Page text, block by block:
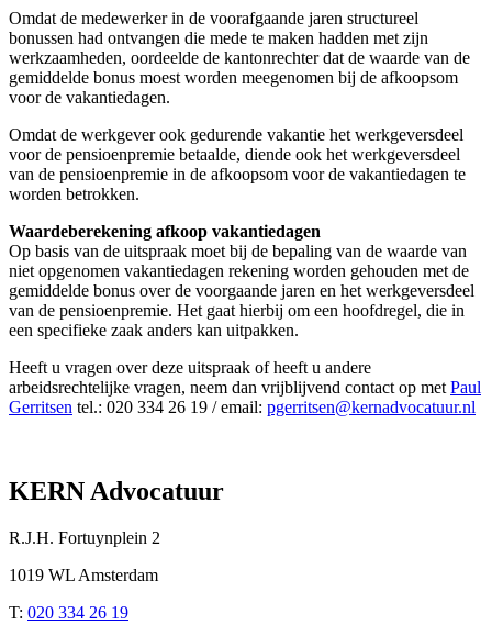
Omdat de medewerker in de voorafgaande jaren structureel
bonussen had ontvangen die mede te maken hadden met zijn
werkzaamheden, oordeelde de kantonrechter dat de waarde van de
gemiddelde bonus moest worden meegenomen bij de afkoopsom
voor de vakantiedagen.
Omdat de werkgever ook gedurende vakantie het werkgeversdeel
voor de pensioenpremie betaalde, diende ook het werkgeversdeel
van de pensioenpremie in de afkoopsom voor de vakantiedagen te
worden betrokken.
Waardeberekening afkoop vakantiedagen
Op basis van de uitspraak moet bij de bepaling van de waarde van
niet opgenomen vakantiedagen rekening worden gehouden met de
gemiddelde bonus over de voorgaande jaren en het werkgeversdeel
van de pensioenpremie. Het gaat hierbij om een hoofdregel, die in
een specifieke zaak anders kan uitpakken.
Heeft u vragen over deze uitspraak of heeft u andere
arbeidsrechtelijke vragen, neem dan vrijblijvend contact op met Paul
Gerritsen tel.: 020 334 26 19 / email: pgerritsen@kernadvocatuur.nl
KERN Advocatuur
R.J.H. Fortuynplein 2
1019 WL Amsterdam
T: 020 334 26 19